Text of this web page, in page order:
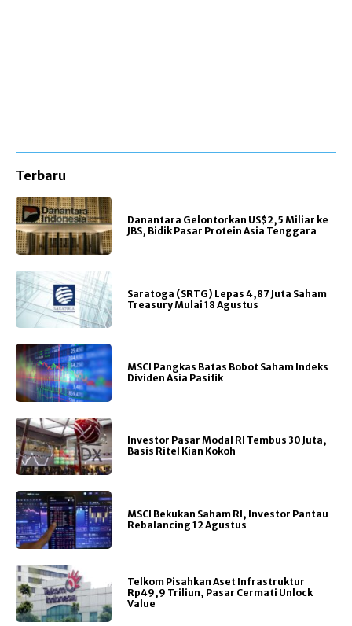
Terbaru
Danantara Gelontorkan US$2,5 Miliar ke
JBS, Bidik Pasar Protein Asia Tenggara
Saratoga (SRTG) Lepas 4,87 Juta Saham
Treasury Mulai 18 Agustus
MSCI Pangkas Batas Bobot Saham Indeks
Dividen Asia Pasifik
Investor Pasar Modal RI Tembus 30 Juta,
Basis Ritel Kian Kokoh
MSCI Bekukan Saham RI, Investor Pantau
Rebalancing 12 Agustus
Telkom Pisahkan Aset Infrastruktur
Rp49,9 Triliun, Pasar Cermati Unlock
Value